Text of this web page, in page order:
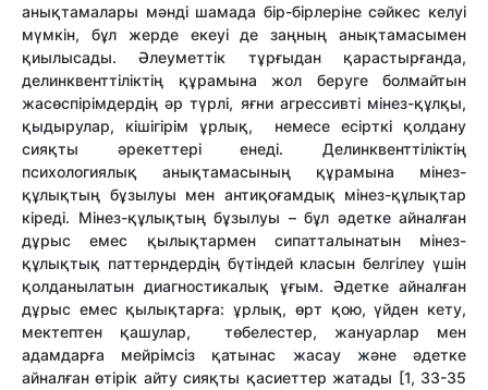
анықтамалары мәнді шамада бір-бірлеріне сәйкес келуі
мүмкін, бұл жерде екеуі де заңның анықтамасымен
қиылысады. Әлеуметтік тұрғыдан қарастырғанда,
делинквенттіліктің құрамына жол беруге болмайтын
жасөспірімдердің әр түрлі, яғни агрессивті мінез-құлқы,
қыдырулар, кішігірім ұрлық, немесе есірткі қолдану
сияқты әрекеттері енеді. Делинквенттіліктің
психологиялық анықтамасының құрамына мінез-
құлықтың бұзылуы мен антиқоғамдық мінез-құлықтар
кіреді. Мінез-құлықтың бұзылуы – бұл әдетке айналған
дұрыс емес қылықтармен сипатталынатын мінез-
құлықтық паттерндердің бүтіндей класын белгілеу үшін
қолданылатын диагностикалық ұғым. Әдетке айналған
дұрыс емес қылықтарға: ұрлық, өрт қою, үйден кету,
мектептен қашулар, төбелестер, жануарлар мен
адамдарға мейрімсіз қатынас жасау және әдетке
айналған өтірік айту сияқты қасиеттер жатады [1, 33-35